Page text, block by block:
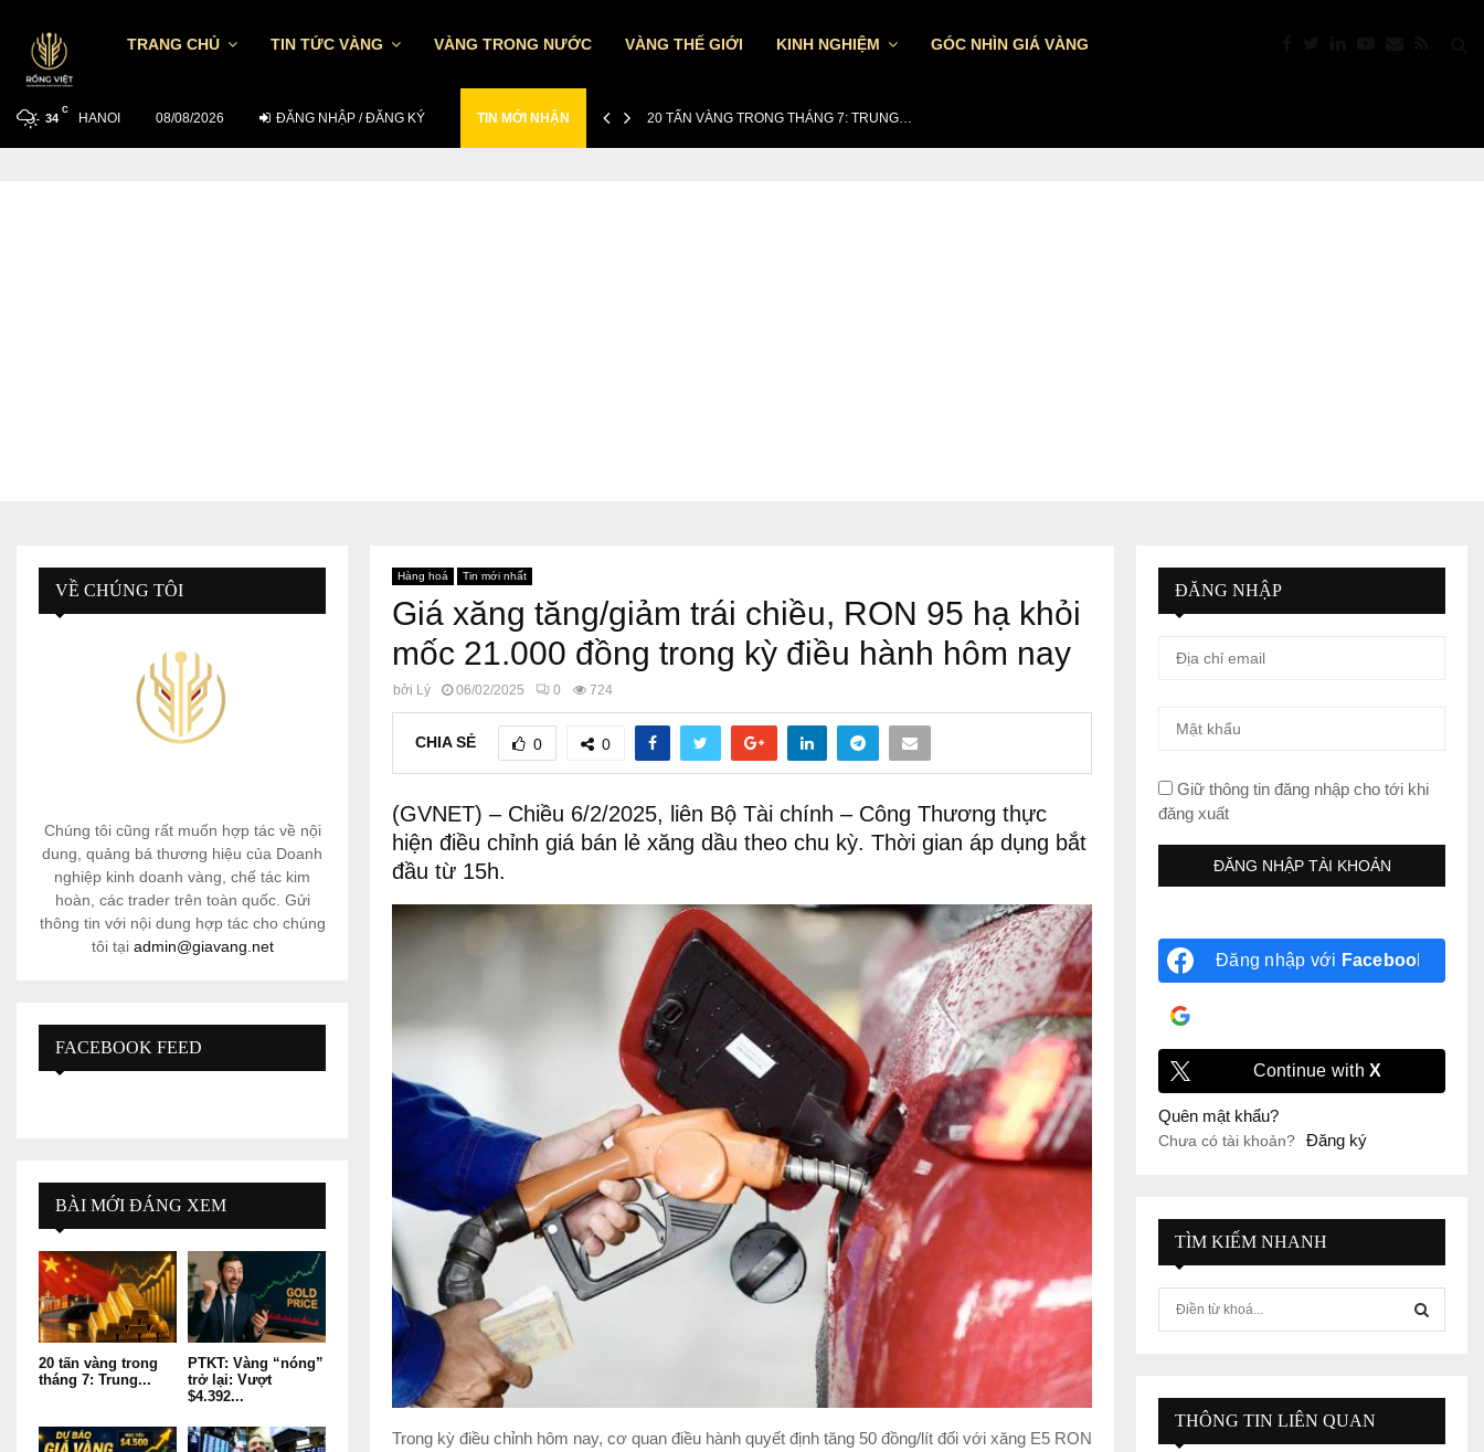
TRANG CHỦ TIN TỨC VÀNG VÀNG TRONG NƯỚC VÀNG THẾ GIỚI KINH NGHIỆM GÓC NHÌN GIÁ VÀNG
34
C
HANOI 08/08/2026 ĐĂNG NHẬP / ĐĂNG KÝ TIN MỚI NHẬN
TỶ GIÁ USD/VND NGÀY 7/8: TGTT TĂNG… 20 TẤN VÀNG TRONG THÁNG 7: TRUNG…
Hàng hoá Tin mới nhất
Giá xăng tăng/giảm trái chiều, RON 95 hạ khỏi
mốc 21.000 đồng trong kỳ điều hành hôm nay
bởi Lý 06/02/2025 0 724
CHIA SẺ 0 0
(GVNET) – Chiều 6/2/2025, liên Bộ Tài chính – Công Thương thực
hiện điều chỉnh giá bán lẻ xăng dầu theo chu kỳ. Thời gian áp dụng bắt
đầu từ 15h.
Trong kỳ điều chỉnh hôm nay, cơ quan điều hành quyết định tăng 50 đồng/lít đối với xăng E5 RON
VỀ CHÚNG TÔI
Chúng tôi cũng rất muốn hợp tác về nội
dung, quảng bá thương hiệu của Doanh
nghiệp kinh doanh vàng, chế tác kim
hoàn, các trader trên toàn quốc. Gửi
thông tin với nội dung hợp tác cho chúng
tôi tại admin@giavang.net
FACEBOOK FEED
BÀI MỚI ĐÁNG XEM
20 tấn vàng trong
tháng 7: Trung...
PTKT: Vàng “nóng”
trở lại: Vượt
$4.392...
ĐĂNG NHẬP
Giữ thông tin đăng nhập cho tới khi
đăng xuất
Đăng nhập với Facebook
Continue withX
Quên mật khẩu?
Chưa có tài khoản? Đăng ký
TÌM KIẾM NHANH
E
A
THÔNG TIN LIÊN QUAN